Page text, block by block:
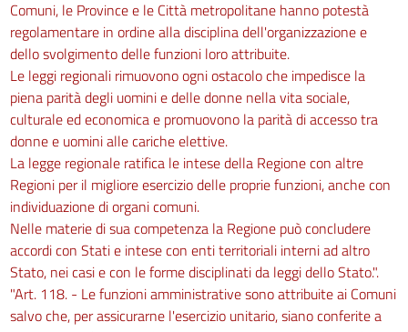
Comuni, le Province e le Città metropolitane hanno potestà
regolamentare in ordine alla disciplina dell'organizzazione e
dello svolgimento delle funzioni loro attribuite.
Le leggi regionali rimuovono ogni ostacolo che impedisce la
piena parità degli uomini e delle donne nella vita sociale,
culturale ed economica e promuovono la parità di accesso tra
donne e uomini alle cariche elettive.
La legge regionale ratifica le intese della Regione con altre
Regioni per il migliore esercizio delle proprie funzioni, anche con
individuazione di organi comuni.
Nelle materie di sua competenza la Regione può concludere
accordi con Stati e intese con enti territoriali interni ad altro
Stato, nei casi e con le forme disciplinati da leggi dello Stato.".
"Art. 118. - Le funzioni amministrative sono attribuite ai Comuni
salvo che, per assicurarne l'esercizio unitario, siano conferite a